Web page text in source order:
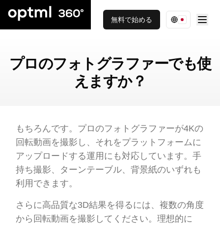
無料で始める
プロのフォトグラファーでも使
えますか？
もちろんです。プロのフォトグラファーが4Kの
回転動画を撮影し、それをプラットフォームに
アップロードする運用にも対応しています。手
持ち撮影、ターンテーブル、背景紙のいずれも
利用できます。
さらに高品質な3D結果を得るには、複数の角度
から回転動画を撮影してください。理想的に